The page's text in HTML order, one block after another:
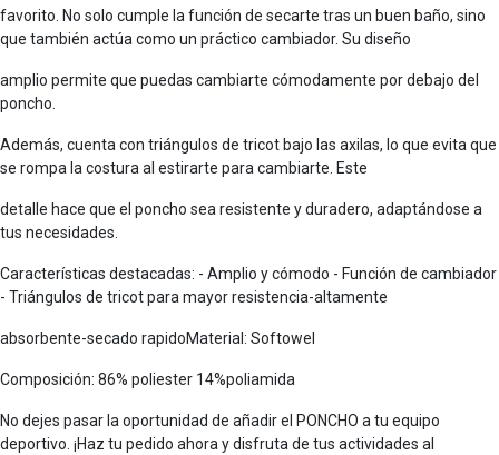
favorito. No solo cumple la función de secarte tras un buen baño, sino
que también actúa como un práctico cambiador. Su diseño
amplio permite que puedas cambiarte cómodamente por debajo del
poncho.
Además, cuenta con triángulos de tricot bajo las axilas, lo que evita que
se rompa la costura al estirarte para cambiarte. Este
detalle hace que el poncho sea resistente y duradero, adaptándose a
tus necesidades.
Características destacadas: - Amplio y cómodo - Función de cambiador
- Triángulos de tricot para mayor resistencia-altamente
absorbente-secado rapidoMaterial: Softowel
Composición: 86% poliester 14%poliamida
No dejes pasar la oportunidad de añadir el PONCHO a tu equipo
deportivo. ¡Haz tu pedido ahora y disfruta de tus actividades al